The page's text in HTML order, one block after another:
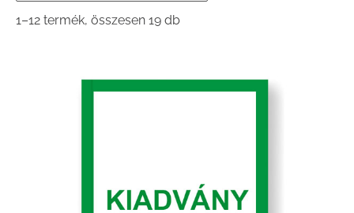
1–12 termék, összesen 19 dbSorted